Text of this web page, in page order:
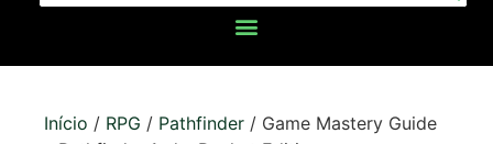
Início / RPG / Pathfinder / Game Mastery Guide